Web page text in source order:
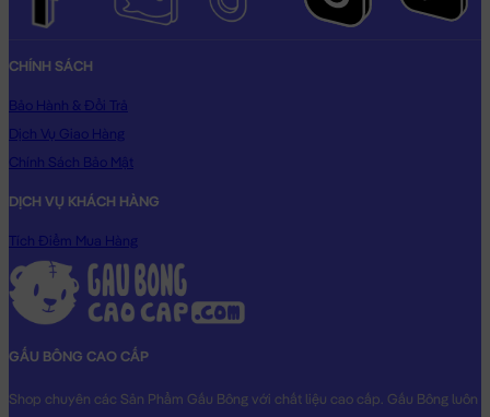
CHÍNH SÁCH
Bảo Hành & Đổi Trả
Dịch Vụ Giao Hàng
Chính Sách Bảo Mật
DỊCH VỤ KHÁCH HÀNG
Tích Điểm Mua Hàng
GẤU BÔNG CAO CẤP
Shop chuyên các Sản Phẩm Gấu Bông với chất liệu cao cấp. Gấu Bông luôn